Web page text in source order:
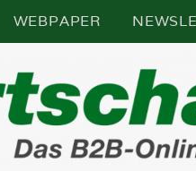
WEBPAPER